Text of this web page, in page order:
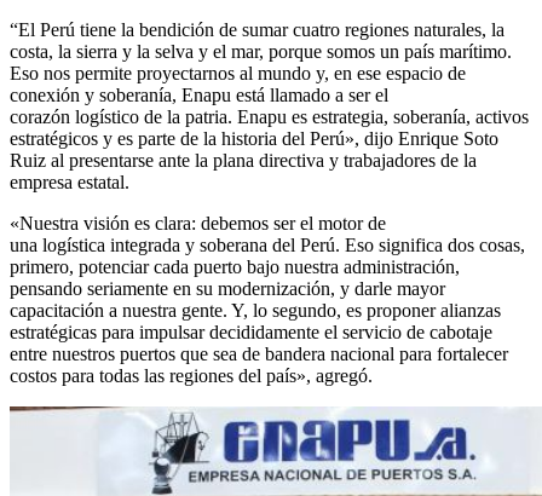
“El Perú tiene la bendición de sumar cuatro regiones naturales, la
costa, la sierra y la selva y el mar, porque somos un país marítimo.
Eso nos permite proyectarnos al mundo y, en ese espacio de
conexión y soberanía, Enapu está llamado a ser el
corazón logístico de la patria. Enapu es estrategia, soberanía, activos
estratégicos y es parte de la historia del Perú», dijo Enrique Soto
Ruiz al presentarse ante la plana directiva y trabajadores de la
empresa estatal.
«Nuestra visión es clara: debemos ser el motor de
una logística integrada y soberana del Perú. Eso significa dos cosas,
primero, potenciar cada puerto bajo nuestra administración,
pensando seriamente en su modernización, y darle mayor
capacitación a nuestra gente. Y, lo segundo, es proponer alianzas
estratégicas para impulsar decididamente el servicio de cabotaje
entre nuestros puertos que sea de bandera nacional para fortalecer
costos para todas las regiones del país», agregó.